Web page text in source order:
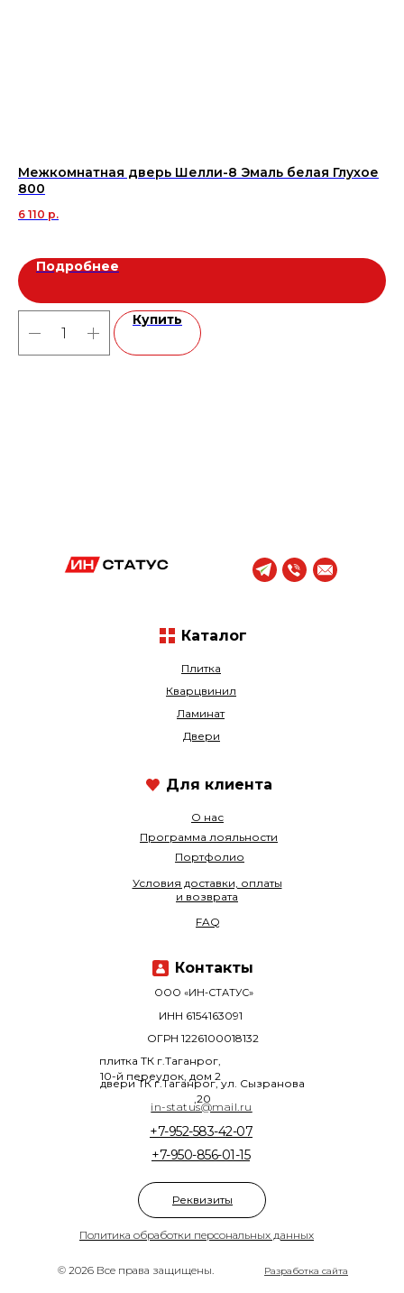
Межкомнатная дверь Шелли-8 Эмаль белая Глухое
800
6 110 р.
Подробнее
Купить
© 2026 Все права защищены.
Политика обработки персональных данных
Плитка
Кварцвинил
+7-950-856-01-15
+7-952-583-42-07
О нас
Ламинат
Программа лояльности
Двери
Портфолио
ООО «ИН-СТАТУС»
плитка ТК г.Таганрог,
10-й переулок, дом 2
двери ТК г.Таганрог, ул. Сызранова
,20
ОГРН 1226100018132
ИНН 6154163091
Разработка сайта
Условия доставки, оплаты
и возврата
FAQ
Каталог
in-status@mail.ru
Контакты
Для клиента
Реквизиты